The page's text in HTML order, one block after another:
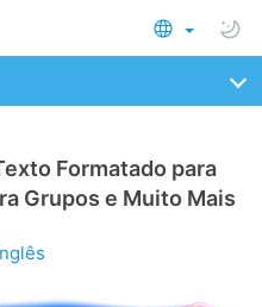
Formatado para
Grupos e Muito Mais